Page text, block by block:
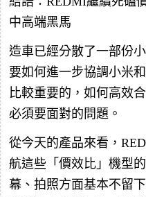
中高端黑馬
造車已經分散了一部份
要如何進一步協調小米
比較重要的，如何高效
必須要面對的問題。
從今天的產品來看，
航這些「價效比」機型
幕、拍照方面基本不留